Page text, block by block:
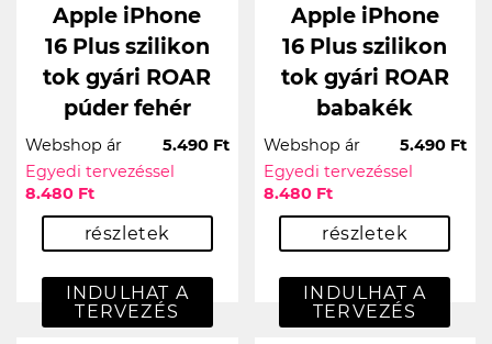
Apple iPhone
16 Plus szilikon
tok gyári ROAR
púder fehér
Webshop ár
5.490 Ft
Egyedi tervezéssel
8.480 Ft
részletek
INDULHAT A
TERVEZÉS
Apple iPhone
16 Plus szilikon
tok gyári ROAR
babakék
Webshop ár
5.490 Ft
Egyedi tervezéssel
8.480 Ft
részletek
INDULHAT A
TERVEZÉS